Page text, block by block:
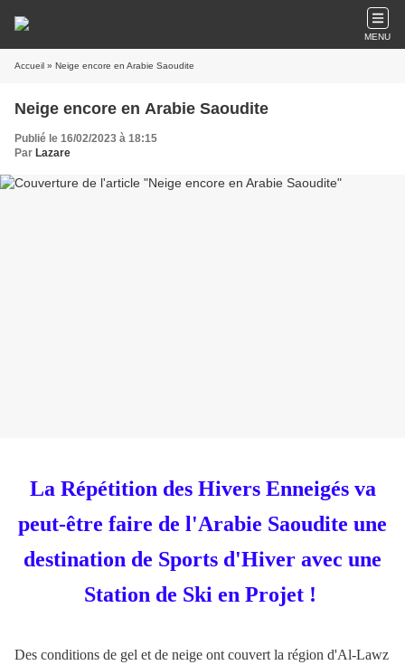
MENU
Accueil » Neige encore en Arabie Saoudite
Neige encore en Arabie Saoudite
Publié le 16/02/2023 à 18:15
Par Lazare
La Répétition des Hivers Enneigés va
peut-être faire de l'Arabie Saoudite une
destination de Sports d'Hiver avec une
Station de Ski en Projet !
Des conditions de gel et de neige ont couvert la région d'Al-Lawz